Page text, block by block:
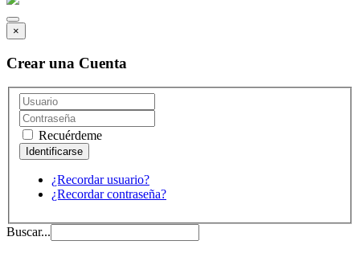
×
Crear una Cuenta
Recuérdeme
¿Recordar usuario?
¿Recordar contraseña?
Buscar...